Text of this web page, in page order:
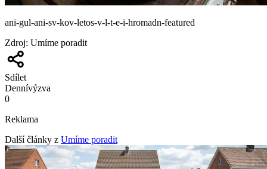
ani-gul-ani-sv-kov-letos-v-l-t-e-i-hromadn-featured
Zdroj: Umíme poradit
Sdílet
Dennívýzva
0
Reklama
Další články z Umíme poradit